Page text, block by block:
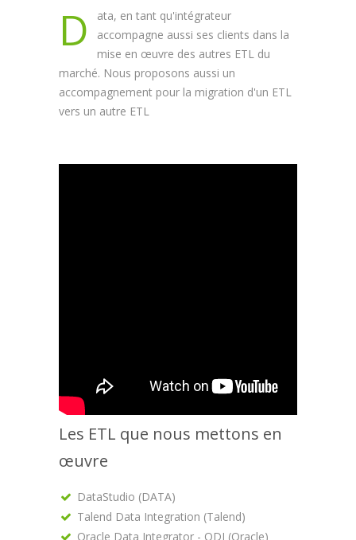
D
ata, en tant qu'intégrateur
accompagne aussi ses clients dans la
mise en œuvre des autres ETL du
marché. Nous proposons aussi un
accompagnement pour la migration d'un ETL
vers un autre ETL
Les ETL que nous mettons en
œuvre
DataStudio (DATA)
Talend Data Integration (Talend)
Oracle Data Integrator - ODI (Oracle)